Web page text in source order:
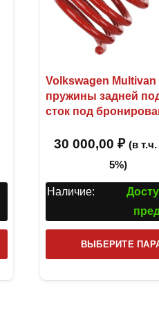
товар
Volkswagen
пружины задней
сток под
30 000,00₽ (в
5%)
Наличие:
ВЫБЕРИТЕ